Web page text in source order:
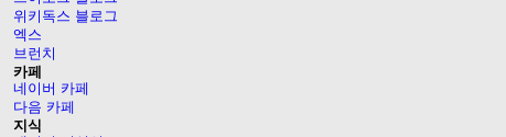
위키독스 블로그
엑스
브런치
카페
네이버 카페
다음 카페
지식